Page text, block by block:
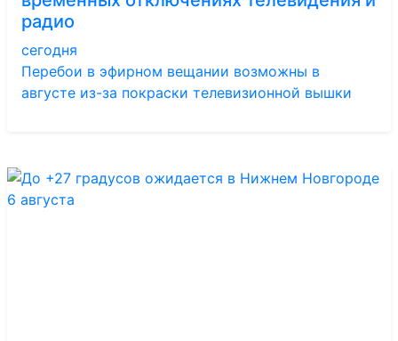
радио
сегодня
Перебои в эфирном вещании возможны в
августе из-за покраски телевизионной вышки